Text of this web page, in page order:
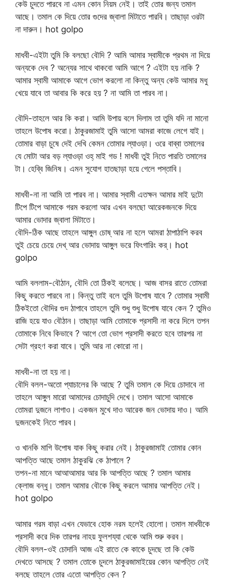
কেউ চুদতে পারবে না এমন কোন নিয়ম নেই। তাই তোর জন্য তমাল
আছে। তমাল কে দিয়ে তোর গুদের জ্বালা মিটাতে পারবি। তাছাড়া ওরটা
না দারুন। hot golpo
মাধবী-এইটা তুমি কি বলছো বৌদি ? আমি আমার স্বামীকে প্রথম না দিয়ে
অন্যকে দেব ? অন্যের সাথে থাকবো আমি আগে ? এইটা হয় নাকি ?
আমার স্বামী আমাকে আগে ভোগ করলো না কিন্তু অন্য কেউ আমার মধু
খেয়ে যাবে তা আবার কি করে হয় ? না আমি তা পারব না।
বৌদি-তাহলে আর কি করা। আমি উপায় বলে দিলাম তা তুমি যদি না মানো
তাহলে উপোষ করো। ঠাকুরজামাই তুমি আসো আমরা কাজে লেগে যাই।
তোমার বাড়া চুষে দেই দেখি কেমন তোমার ল্যাওড়া। ওরে বাব্বা তমালের
যে মোটা আর বড় ল্যাওড়া ওহ্ মাই গড ! মাধবী তুই নিতে পারতি তমালের
টা। হেব্বি জিনিষ। এমন সুযোগ হাতছাড়া হয়ে গেলে পস্তাবি।
মাধবী-না না আমি তা পারব না। আমার স্বামী এতক্ষন আমার মাই দুটো
টিপে টিপে আমাকে গরম করলো আর এখন বলছো আরেকজনকে দিয়ে
আমার ভোদার জ্বালা মিটাতে।
বৌদি-ঠিক আছে তাহলে আঙ্গুল চোষ্ আর না হলে আমরা ঠাপাঠাপি করব
তুই চেয়ে চেয়ে দেখ্ আর ভোদায় আঙ্গুল ভরে ফিংগারিং কর্। hot
golpo
আমি বললাম-বৌঠান, বৌদি তো ঠিকই বলেছে। আজ বাসর রাতে তোমরা
কিছু করতে পারবে না। কিন্তু তাই বলে তুমি উপোষ যাবে ? তোমার স্বামী
ঠিকইতো বৌদির গুদ ঠাপাবে তাহলে তুমি শুধু শুধু উপোষ যাবে কেন ? তুমিও
রাজি হয়ে যাও বৌঠান। তাছাড়া আমি তোমাকে প্রসাদী না করে দিলে তপন
তোমাকে নিবে কিভাবে ? আগে তো ভোগ প্রসাদী করতে হবে তারপর না
সেটা গ্রহণ করা যাবে। তুমি আর না কোরো না।
মাধবী-না তা হয় না।
বৌদি বলল-অতো প্যাচালের কি আছে ? তুমি তমাল কে দিয়ে চোদাবে না
তাহলে আঙ্গুল মারো আমাদের চোদাচুদি দেখে। তমাল আসো আমাকে
তোমরা দুজনে লাগাও। একজন মুখে দাও আরেক জন ভোদায় দাও। আমি
দুজনকেই নিতে পারব।
ও খানকি মাগি উপোষ যাক কিছু করার নেই। ঠাকুরজামাই তোমার কোন
আপত্তি আছে তমাল ঠাকুরঝি কে ঠাপালে ?
তপন-না মানে আআআমার আর কি আপত্তি আছে ? তমাল আমার
ক্লোজ বন্ধু। তমাল আমার বৌকে কিছু করলে আমার আপত্তি নেই।
hot golpo
আমার গরম বাড়া এখন যেভাবে হোক নরম হলেই হোলো। তমাল মাধবীকে
প্রসাদী করে দিক তারপর নাহয় ফুলশয্যা থেকে আমি শুরু করব।
বৌদি বলল-ওই চোদানি আজ এই রাতে কে কাকে চুদছে তা কি কেউ
দেখতে আসছে ? তমাল তোকে চুদলে ঠাকুরজামাইয়ের কোন আপত্তি নেই
বলছে তাহলে তোর এতো আপত্তি কেন ?